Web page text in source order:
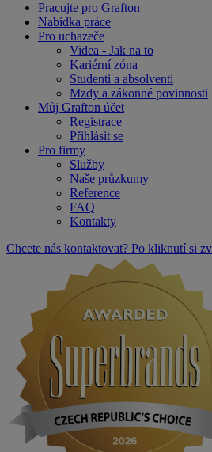
Pracujte pro Grafton
Nabídka práce
Pro uchazeče
Videa - Jak na to
Kariérní zóna
Studenti a absolventi
Mzdy a zákonné povinnosti
Můj Grafton účet
Registrace
Přihlásit se
Pro firmy
Služby
Naše průzkumy
Reference
FAQ
Kontakty
Chcete nás kontaktovat? Po kliknutí si